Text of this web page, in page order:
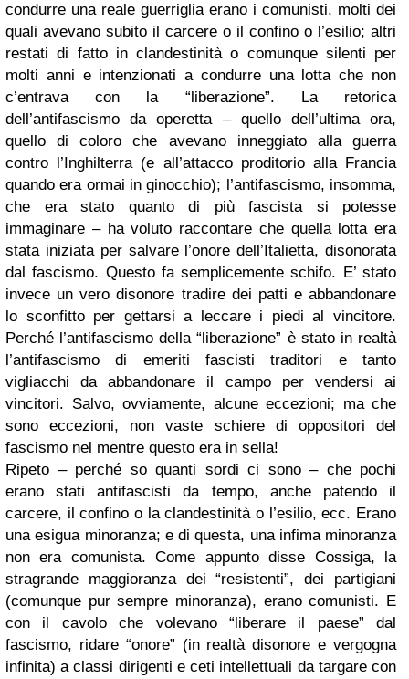
condurre una reale guerriglia erano i comunisti, molti dei
quali avevano subito il carcere o il confino o l’esilio; altri
restati di fatto in clandestinità o comunque silenti per
molti anni e intenzionati a condurre una lotta che non
c’entrava con la “liberazione”. La retorica
dell’antifascismo da operetta – quello dell’ultima ora,
quello di coloro che avevano inneggiato alla guerra
contro l’Inghilterra (e all’attacco proditorio alla Francia
quando era ormai in ginocchio); l’antifascismo, insomma,
che era stato quanto di più fascista si potesse
immaginare – ha voluto raccontare che quella lotta era
stata iniziata per salvare l’onore dell’Italietta, disonorata
dal fascismo. Questo fa semplicemente schifo. E’ stato
invece un vero disonore tradire dei patti e abbandonare
lo sconfitto per gettarsi a leccare i piedi al vincitore.
Perché l’antifascismo della “liberazione” è stato in realtà
l’antifascismo di emeriti fascisti traditori e tanto
vigliacchi da abbandonare il campo per vendersi ai
vincitori. Salvo, ovviamente, alcune eccezioni; ma che
sono eccezioni, non vaste schiere di oppositori del
fascismo nel mentre questo era in sella!
Ripeto – perché so quanti sordi ci sono – che pochi
erano stati antifascisti da tempo, anche patendo il
carcere, il confino o la clandestinità o l’esilio, ecc. Erano
una esigua minoranza; e di questa, una infima minoranza
non era comunista. Come appunto disse Cossiga, la
stragrande maggioranza dei “resistenti”, dei partigiani
(comunque pur sempre minoranza), erano comunisti. E
con il cavolo che volevano “liberare il paese” dal
fascismo, ridare “onore” (in realtà disonore e vergogna
infinita) a classi dirigenti e ceti intellettuali da targare con